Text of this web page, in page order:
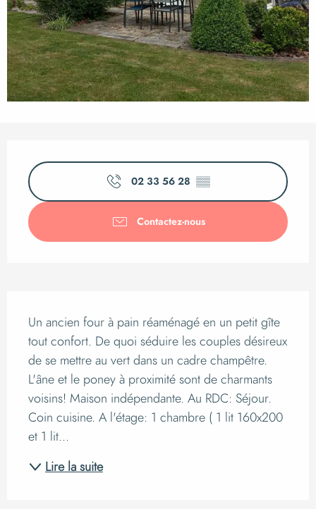
Ouverture et
02 33 56 28 ▒▒
Contactez-nous
Description
Un ancien four à pain réaménagé en un petit gîte
tout confort. De quoi séduire les couples désireux
de se mettre au vert dans un cadre champêtre.
L'âne et le poney à proximité sont de charmants
voisins! Maison indépendante. Au RDC: Séjour.
Coin cuisine. A l'étage: 1 chambre ( 1 lit 160x200
et 1 lit...
Lire la suite